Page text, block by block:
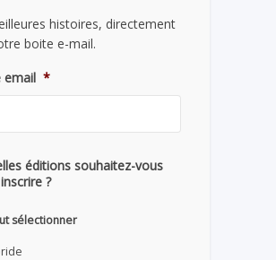
histoires, directement
boite e-mail.
email *
éditions souhaitez-vous
?
sélectionner